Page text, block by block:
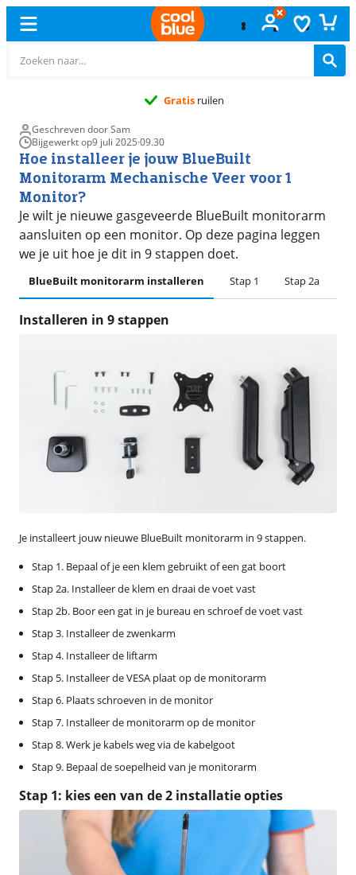
Gratis ruilen
Geschreven door Sam
Bijgewerkt op9 juli 2025·09.30
Hoe installeer je jouw BlueBuilt
Monitorarm Mechanische Veer voor 1
Monitor?
Je wilt je nieuwe gasgeveerde BlueBuilt monitorarm
aansluiten op een monitor. Op deze pagina leggen
we je uit hoe je dit in 9 stappen doet.
BlueBuilt monitorarm installeren Stap 1 Stap 2a
Installeren in 9 stappen
Je installeert jouw nieuwe BlueBuilt monitorarm in 9 stappen.
Stap 1. Bepaal of je een klem gebruikt of een gat boort
Stap 2a. Installeer de klem en draai de voet vast
Stap 2b. Boor een gat in je bureau en schroef de voet vast
Stap 3. Installeer de zwenkarm
Stap 4. Installeer de liftarm
Stap 5. Installeer de VESA plaat op de monitorarm
Stap 6. Plaats schroeven in de monitor
Stap 7. Installeer de monitorarm op de monitor
Stap 8. Werk je kabels weg via de kabelgoot
Stap 9. Bepaal de soepelheid van je monitorarm
Stap 1: kies een van de 2 installatie opties